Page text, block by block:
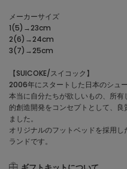
メーカーサイズ
1(5)→23cm
2(6)→24cm
3(7)→25cm
【SUICOKE/スイコック】
2006年にスタートした日本のシュー
本当に自分たちが欲しいもの、所
的創造開発をコンセプトとして、
ました。
オリジナルのフットベッドを採用
ランドです。